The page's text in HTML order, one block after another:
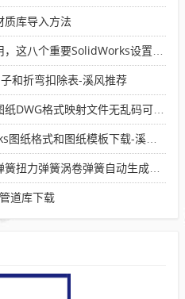
质库导入方法
要SolidWorks设置可以提高你的画图效率
和折弯扣除表-溪风推荐
式映射文件无乱码可分层-溪风亲测推荐
格式和图纸模板下载-溪风专用版
弹簧涡卷弹簧自动生成宏程序下载
道库下载